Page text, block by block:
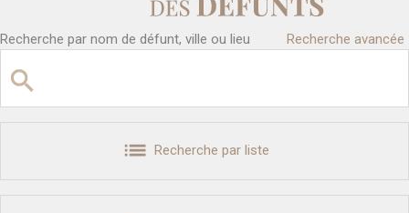
Recherche par nom de défunt, ville ou lieu Recherche avancée
Recherche par liste